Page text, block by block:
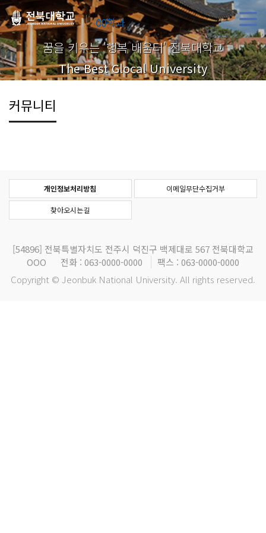
00학과
꿈을 키우는 '행복 배움터' 전북대학교
The Best Glocal University
커뮤니티
개인정보처리방침 이메일무단수집거부
찾아오시는길
[54896] 전북특별자치도 전주시 덕진구 백제대로 567 전북대학교
OOO
전화 : 063-0000-0000
팩스 : 063-0000-0000
Copyright © Jeonbuk National University. All rights reserved.